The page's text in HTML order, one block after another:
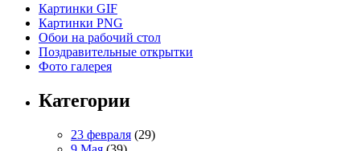
Картинки GIF
Картинки PNG
Обои на рабочий стол
Поздравительные открытки
Фото галерея
Категории
23 февраля (29)